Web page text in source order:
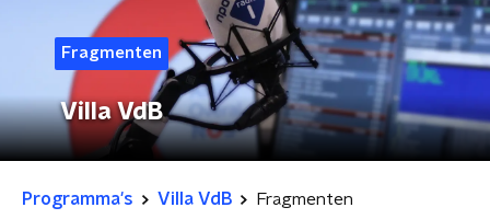
Fragmenten
Villa VdB
Programma's Villa VdB Fragmenten